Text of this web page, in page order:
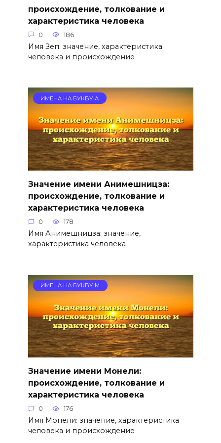
происхождение, толкование и
характеристика человека
0 186
Имя Зеп: значение, характеристика
человека и происхождение
ИМЕНА НА БУКВУ А
Значение имени Анимешницза:
происхождение, толкование и
характеристика человека
0 178
Имя Анимешницза: значение,
характеристика человека
ИМЕНА НА БУКВУ М
Значение имени Монели:
происхождение, толкование и
характеристика человека
0 176
Имя Монели: значение, характеристика
человека и происхождение